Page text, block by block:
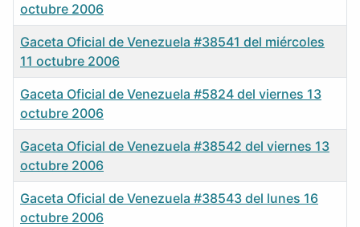
octubre 2006
Gaceta Oficial de Venezuela #38541 del miércoles
11 octubre 2006
Gaceta Oficial de Venezuela #5824 del viernes 13
octubre 2006
Gaceta Oficial de Venezuela #38542 del viernes 13
octubre 2006
Gaceta Oficial de Venezuela #38543 del lunes 16
octubre 2006